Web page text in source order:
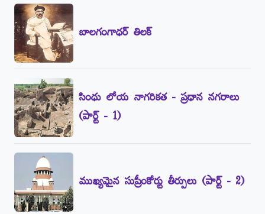
బాలగంగాధర్‌ తిలక్‌
సింధు లోయ నాగరికత - ప్రధాన నగరాలు
(పార్ట్‌ - 1)
ముఖ్యమైన సుప్రీంకోర్టు తీర్పులు (పార్ట్‌ - 2)